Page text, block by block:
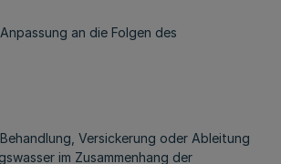
an die Folgen des
Versickerung oder Ableitung
im Zusammenhang der